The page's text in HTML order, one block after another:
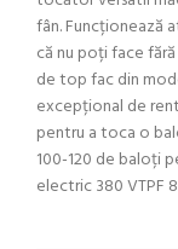
fân. Funcționează
că nu poți face
de top fac din
excepțional de
pentru a toca o
100-120 de baloți
electric 380 VTPF